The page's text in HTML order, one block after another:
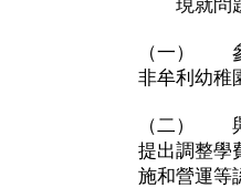
現就問題
（一） 參
非牟利幼稚
（二） 與
提出調整學
施和營運等